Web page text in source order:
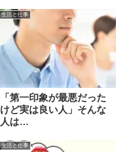
生活と仕事
「第一印象が最悪だった
けど実は良い人」そんな
人は…
生活と仕事